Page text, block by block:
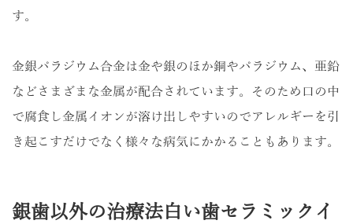
す。
金銀パラジウム合金は金や銀のほか銅やパラジウム、亜鉛
などさまざまな金属が配合されています。そのため口の中
で腐食し金属イオンが溶け出しやすいのでアレルギーを引
き起こすだけでなく様々な病気にかかることもあります。
銀歯以外の治療法白い歯セラミックイ